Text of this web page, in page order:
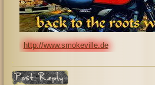
http://www.smokeville.de
Antwort erstellen